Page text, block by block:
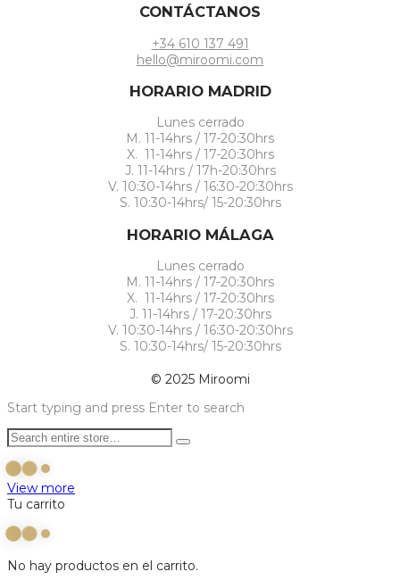
CONTÁCTANOS
+34 610 137 491
hello@miroomi.com
HORARIO MADRID
Lunes cerrado
M. 11-14hrs / 17-20:30hrs
X. 11-14hrs / 17-20:30hrs
J. 11-14hrs / 17h-20:30hrs
V. 10:30-14hrs / 16:30-20:30hrs
S. 10:30-14hrs/ 15-20:30hrs
HORARIO MÁLAGA
Lunes cerrado
M. 11-14hrs / 17-20:30hrs
X. 11-14hrs / 17-20:30hrs
J. 11-14hrs / 17-20:30hrs
V. 10:30-14hrs / 16:30-20:30hrs
S. 10:30-14hrs/ 15-20:30hrs
© 2025 Miroomi
Start typing and press Enter to search
View more
Tu carrito
No hay productos en el carrito.